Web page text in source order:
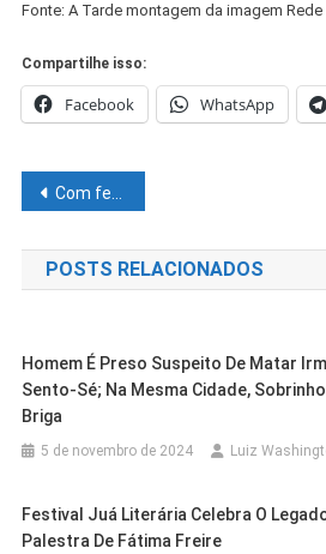
Fonte: A Tarde montagem da imagem Rede
Compartilhe isso:
Facebook WhatsApp
Navegação
de
Post
Com festejos em três pontos da cidade, Governo promove o maior São João da capital baiana
POSTS RELACIONADOS
Homem É Preso Suspeito De Matar
Sento-Sé; Na Mesma Cidade,
Briga
5 de novembro de 2024 Luiz
Festival Juá Literária Celebra O
Palestra De Fátima Freire